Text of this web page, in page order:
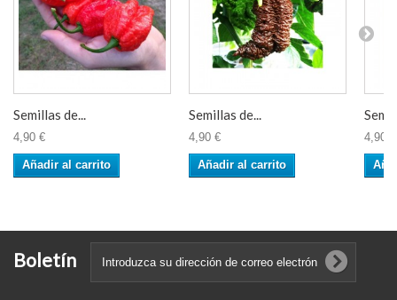
Semillas de...
4,90 €
Añadir al carrito
Semillas de...
4,90 €
Añadir al carrito
4,90 €
Boletín